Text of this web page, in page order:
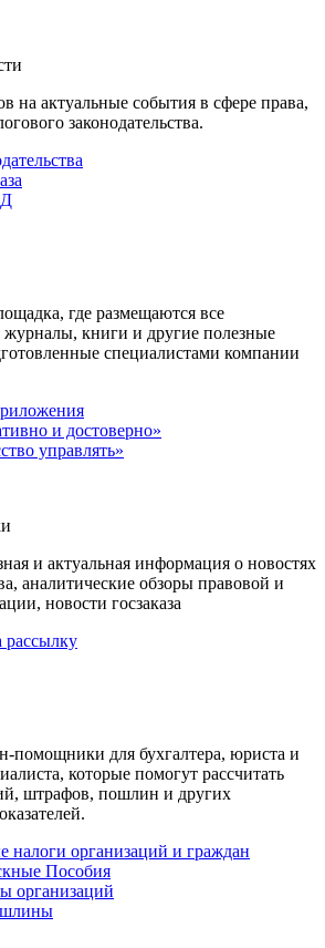
на актуальные события в сфере права,
законодательства.
где размещаются все
журналы, книги и другие полезные
специалистами компании
и достоверно»
управлять»
и актуальная информация о новостях
аналитические обзоры правовой и
новости госзаказа
рассылку
помощники для бухгалтера, юриста и
которые помогут рассчитать
штрафов, пошлин и других
налоги организаций и граждан
Пособия
организаций